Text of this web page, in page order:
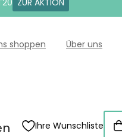
ZUR AKTION
shoppen Über uns
Ihre Wunschliste